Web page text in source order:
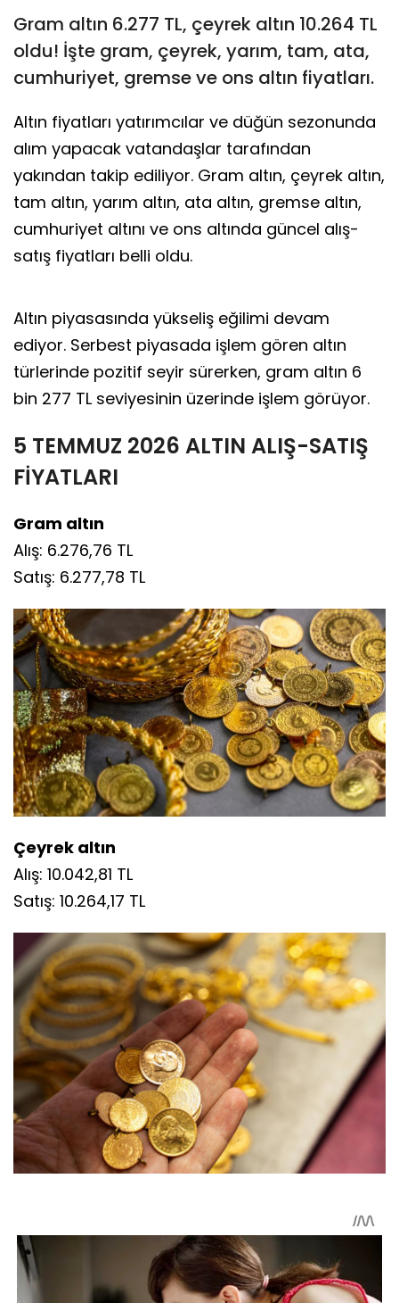
Gram altın 6.277 TL, çeyrek altın 10.264 TL
oldu! İşte gram, çeyrek, yarım, tam, ata,
cumhuriyet, gremse ve ons altın fiyatları.
Altın fiyatları yatırımcılar ve düğün sezonunda
alım yapacak vatandaşlar tarafından
yakından takip ediliyor. Gram altın, çeyrek altın,
tam altın, yarım altın, ata altın, gremse altın,
cumhuriyet altını ve ons altında güncel alış-
satış fiyatları belli oldu.
Play
Video
Altın piyasasında yükseliş eğilimi devam
ediyor. Serbest piyasada işlem gören altın
türlerinde pozitif seyir sürerken, gram altın 6
bin 277 TL seviyesinin üzerinde işlem görüyor.
5 TEMMUZ 2026 ALTIN ALIŞ-SATIŞ
FİYATLARI
Gram altın
Alış: 6.276,76 TL
Satış: 6.277,78 TL
Çeyrek altın
Alış: 10.042,81 TL
Satış: 10.264,17 TL